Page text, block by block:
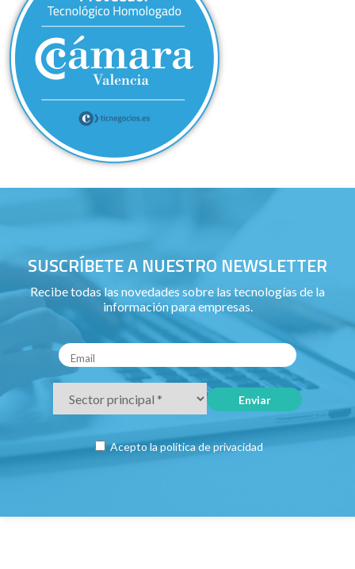
SUSCRÍBETE A NUESTRO NEWSLETTER
Recibe todas las novedades sobre las tecnologías de la
información para empresas.
Acepto la política de privacidad